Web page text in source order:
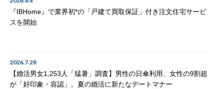
『IBHome』で業界初*の「戸建て買取保証」付き注文住宅サービ
スを開始
2026.7.28
【婚活男女1,253人「猛暑」調査】男性の日傘利用、女性の9割超
が「好印象・容認」。夏の婚活に新たなデートマナー